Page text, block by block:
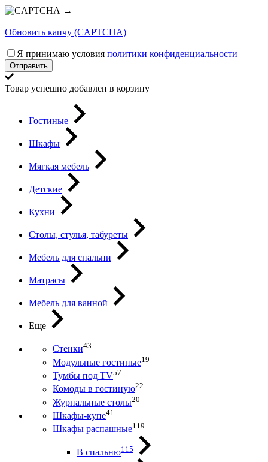
→
Обновить капчу (CAPTCHA)
Я принимаю условия политики конфиденциальности
Отправить
Товар успешно добавлен в корзину
Гостиные
Шкафы
Мягкая мебель
Детские
Кухни
Столы, стулья, табуреты
Мебель для спальни
Матрасы
Мебель для ванной
Еще
Стенки43
Модульные гостиные19
Тумбы под ТV57
Комоды в гостиную22
Журнальные столы20
Шкафы-купе41
Шкафы распашные119
В спальню115